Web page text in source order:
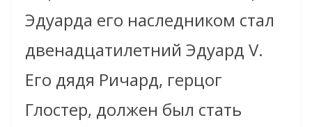
Эдуарда его наследником стал
двенадцатилетний Эдуард V.
Его дядя Ричард, герцог
Глостер, должен был стать